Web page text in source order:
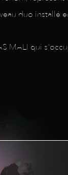
duo installé
MALI qui